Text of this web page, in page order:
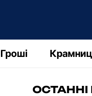
Гроші